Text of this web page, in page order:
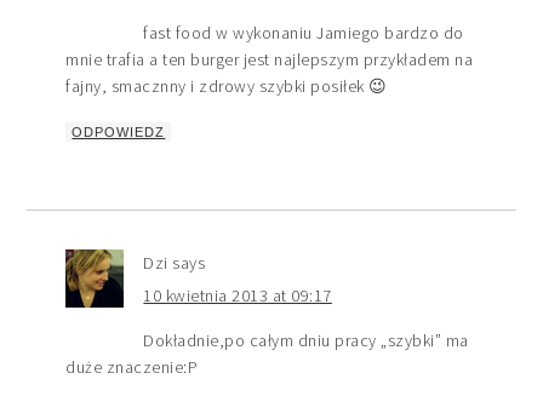
fast food w wykonaniu Jamiego bardzo do
mnie trafia a ten burger jest najlepszym przykładem na
fajny, smacznny i zdrowy szybki posiłek 😉
ODPOWIEDZ
Dzi says
10 kwietnia 2013 at 09:17
Dokładnie,po całym dniu pracy „szybki” ma
duże znaczenie:P